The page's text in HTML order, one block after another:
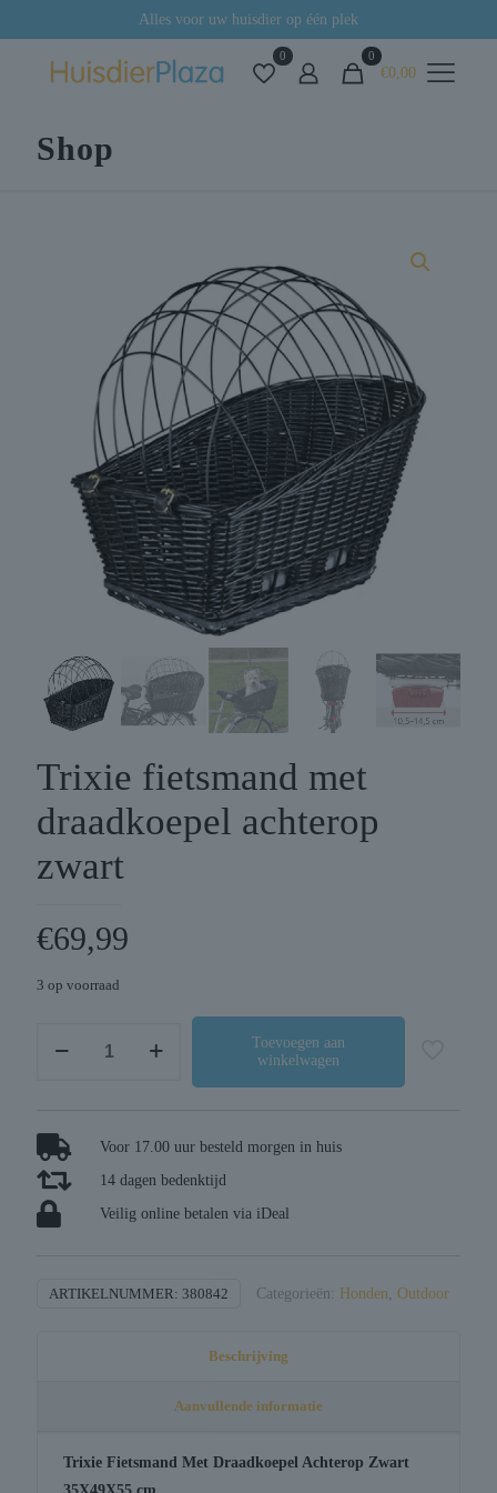
Alles voor uw huisdier op één plek
0 0
€0,00
Shop
Trixie fietsmand met
draadkoepel achterop
zwart
€69,99
3 op voorraad
achterop
zwart
aantal
Toevoegen aan
winkelwagen
Voor 17.00 uur besteld morgen in huis
14 dagen bedenktijd
Veilig online betalen via iDeal
ARTIKELNUMMER: 380842 Categorieën: Honden Outdoor
Beschrijving
Aanvullende informatie
Trixie Fietsmand Met Draadkoepel Achterop Zwart